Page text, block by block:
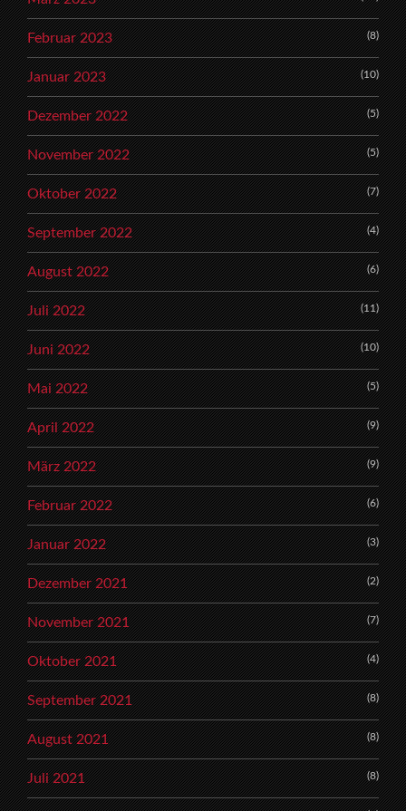
Februar 2023 (8)
Januar 2023 (10)
Dezember 2022 (5)
November 2022 (5)
Oktober 2022 (7)
September 2022 (4)
August 2022 (6)
Juli 2022 (11)
Juni 2022 (10)
Mai 2022 (5)
April 2022 (9)
März 2022 (9)
Februar 2022 (6)
Januar 2022 (3)
Dezember 2021 (2)
November 2021 (7)
Oktober 2021 (4)
September 2021 (8)
August 2021 (8)
Juli 2021 (8)